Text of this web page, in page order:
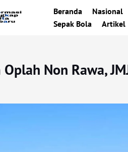
Beranda Nasional
Sepak Bola
Artikel
Non Rawa,